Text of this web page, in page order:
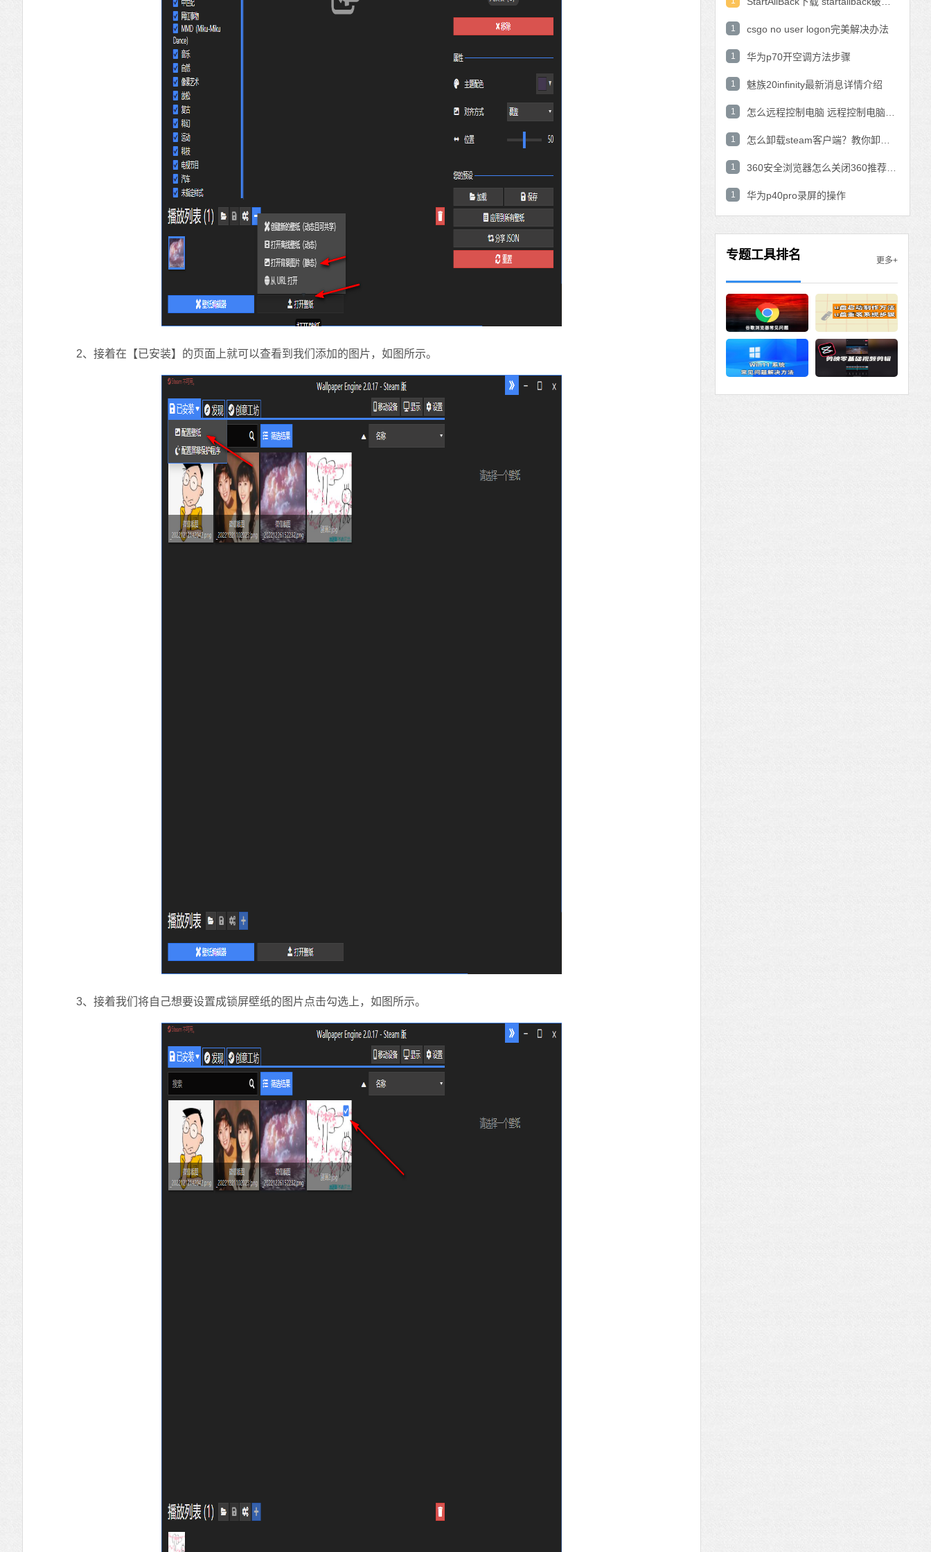
2、接着在【已安装】的页面上就可以查看到我们添加的图片，如图所示。
3、接着我们将自己想要设置成锁屏壁纸的图片点击勾选上，如图所示。
1 csgo no user logon完美解决办法
1 华为p70开空调方法步骤
1 魅族20infinity最新消息详情介绍
1
1
1
1 华为p40pro录屏的操作
专题工具排名 更多+